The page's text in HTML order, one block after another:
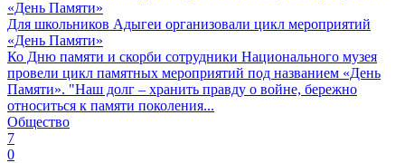
Для школьников Адыгеи организовали цикл мероприятий
«День Памяти»
Ко Дню памяти и скорби сотрудники Национального музея
провели цикл памятных мероприятий под названием «День
Памяти». "Наш долг – хранить правду о войне, бережно
относиться к памяти поколения...
Общество
7
0